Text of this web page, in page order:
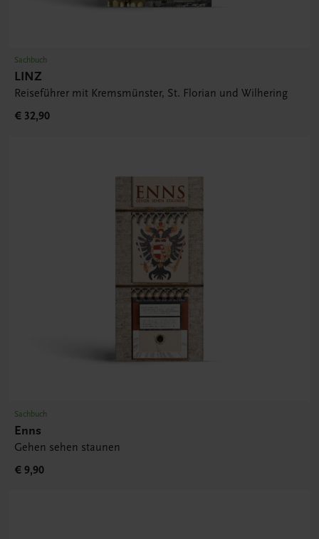
Sachbuch
LINZ
Reiseführer mit Kremsmünster, St. Florian und Wilhering
€ 32,90
Sachbuch
Enns
Gehen sehen staunen
€ 9,90